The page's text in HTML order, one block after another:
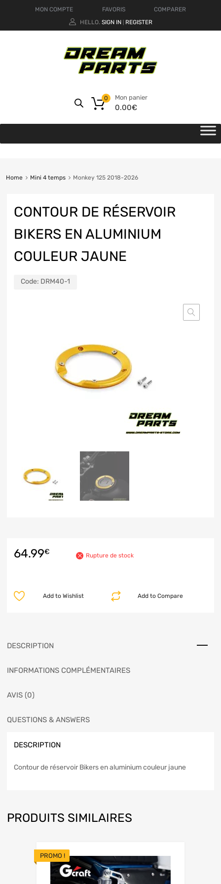
MON COMPTE FAVORIS
COMPARER
HELLO. SIGN IN REGISTER
Mon panier
0.00€
0
Home Mini 4 temps Monkey 125 2018-2026
CONTOUR DE RÉSERVOIR
BIKERS EN ALUMINIUM
COULEUR JAUNE
Code: DRM40-1
64.99€ Rupture de stock
Add to Compare
Add to Wishlist
DESCRIPTION
INFORMATIONS COMPLÉMENTAIRES
AVIS (0)
QUESTIONS & ANSWERS
DESCRIPTION
Contour de réservoir Bikers en aluminium couleur jaune
PRODUITS SIMILAIRES
PROMO !